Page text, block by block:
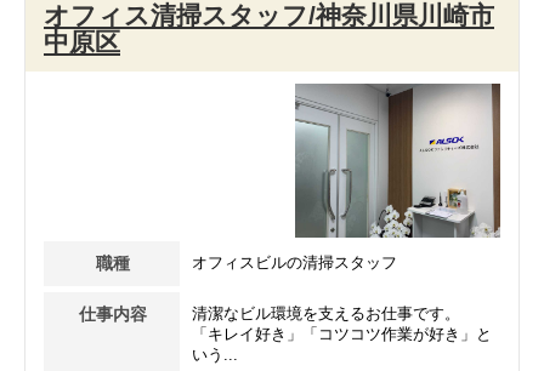
オフィス清掃スタッフ/神奈川県川崎市
中原区
職種 オフィスビルの清掃スタッフ
仕事内容
清潔なビル環境を支えるお仕事です。
「キレイ好き」「コツコツ作業が好き」と
いう...